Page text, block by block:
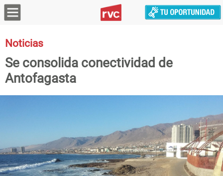
Noticias
Se consolida conectividad de
Antofagasta